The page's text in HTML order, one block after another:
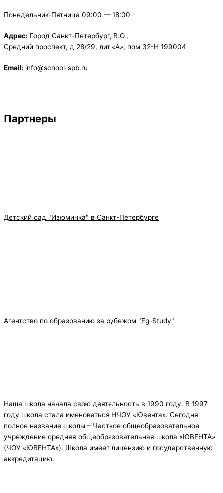
Понедельник-Пятница 09:00 — 18:00
Адрес: Город Санкт-Петербург, В.О.,
Средний проспект, д 28/29, лит «А», пом 32-Н 199004
Email: info@school-spb.ru
Партнеры
Детский сад "Изюминка" в Санкт-Петербурге
Агентство по образованию за рубежом "Eg-Study"
Наша школа начала свою деятельность в 1990 году. В 1997
году школа стала именоваться НЧОУ «Ювента». Сегодня
полное название школы – Частное общеобразовательное
учреждение средняя общеобразовательная школа «ЮВЕНТА»
(ЧОУ «ЮВЕНТА»). Школа имеет лицензию и государственную
аккредитацию.